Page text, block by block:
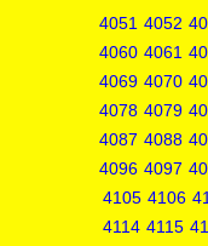
4051 4052
4060 4061
4069 4070
4078 4079
4087 4088
4096 4097
4105 4106
4114 4115